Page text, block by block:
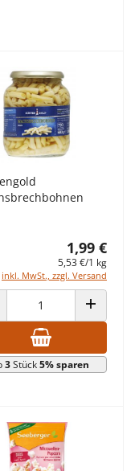
1,99 €
5,53 €/1 kg
inkl. MwSt., zzgl. Versand
VERRINGERN ANZAHL
3Stück5% sparen